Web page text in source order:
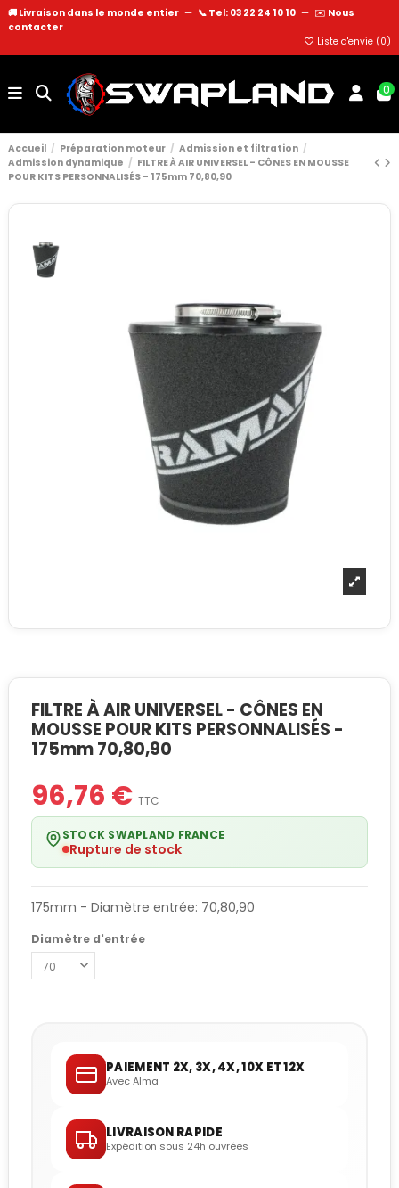
🚚 Livraison dans le monde entier — 📞 Tel: 03 22 24 10 10 — ✉️ Nous
contacter
Liste d'envie (0)
0
Accueil Préparation moteur
Admission et filtration
Admission dynamique
FILTRE À AIR UNIVERSEL - CÔNES EN MOUSSE
POUR KITS PERSONNALISÉS - 175mm 70,80,90
FILTRE À AIR UNIVERSEL - CÔNES EN
MOUSSE POUR KITS PERSONNALISÉS -
175mm 70,80,90
96,76 € TTC
STOCK SWAPLAND FRANCE
Rupture de stock
175mm - Diamètre entrée: 70,80,90
Diamètre d'entrée
PAIEMENT 2X, 3X, 4X, 10X ET 12X
Avec Alma
LIVRAISON RAPIDE
Expédition sous 24h ouvrées